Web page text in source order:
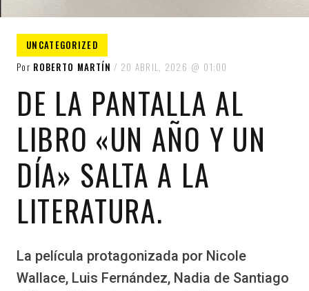
UNCATEGORIZED
Por ROBERTO MARTÍN 20 ABRIL, 2026 01:00
DE LA PANTALLA AL
LIBRO «UN AÑO Y UN
DÍA» SALTA A LA
LITERATURA.
La película protagonizada por Nicole
Wallace, Luis Fernández, Nadia de Santiago